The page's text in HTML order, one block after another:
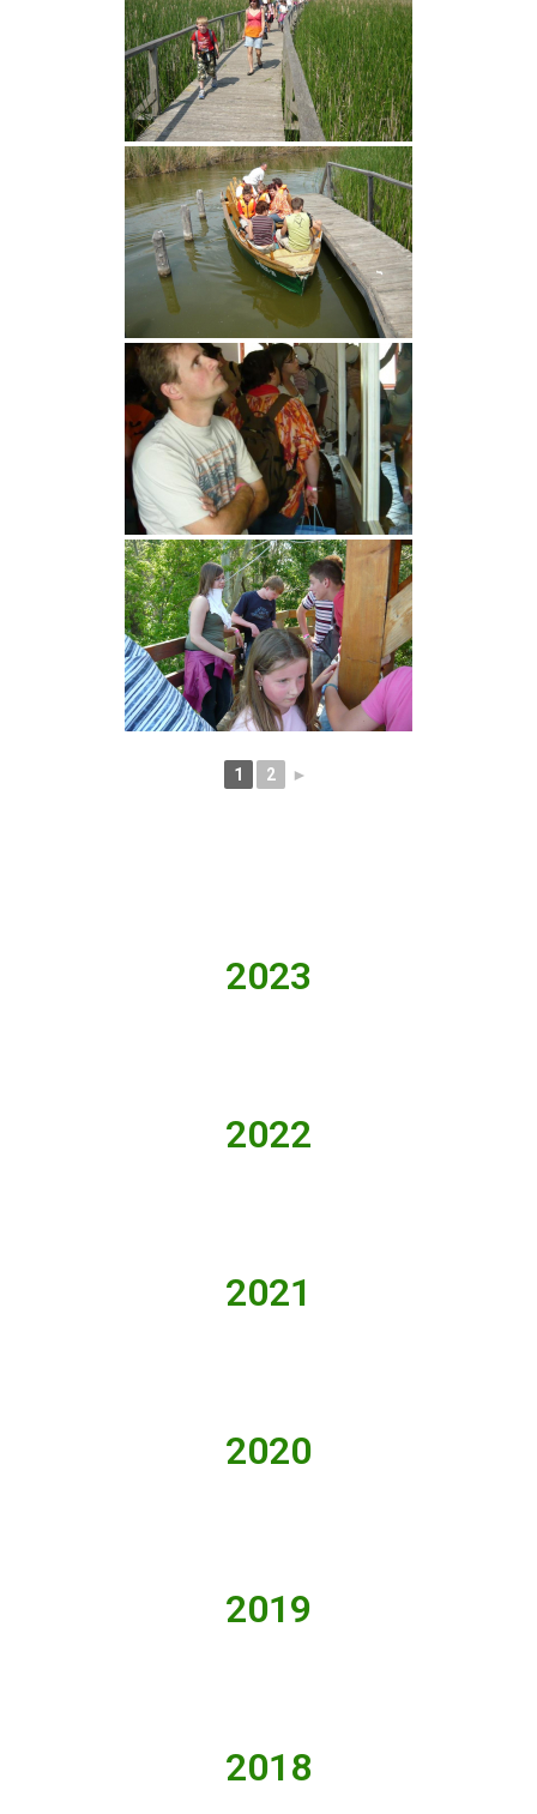
1 2 ►
2023
2022
2021
2020
2019
2018